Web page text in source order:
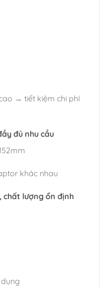
→ tiết kiệm chi phí
đủ nhu cầu
khác nhau
chất lượng ổn định